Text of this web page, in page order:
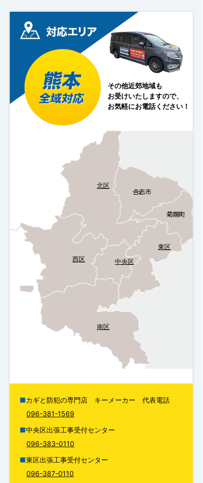
その他近郊地域も
お受けいたしますので、
お気軽にお電話ください！
北区
東区
中央区
西区
南区
カギと防犯の専門店 キーメーカー 代表電話
096-381-1569
中央区出張工事受付センター
096-383-0110
東区出張工事受付センター
096-387-0110